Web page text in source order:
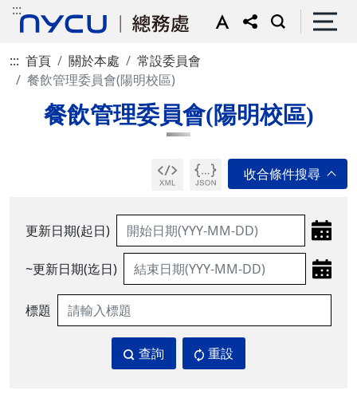
:::
::: 首頁 關於本處
常設委員會
餐飲管理委員會(陽明校區)
餐飲管理委員會(陽明校區)
更新日期(起日)
~更新日期(迄日)
標題
查詢 重設